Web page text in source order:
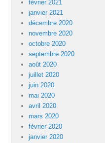
février 2021
janvier 2021
décembre 2020
novembre 2020
octobre 2020
septembre 2020
août 2020
juillet 2020
juin 2020
mai 2020
avril 2020
mars 2020
février 2020
janvier 2020